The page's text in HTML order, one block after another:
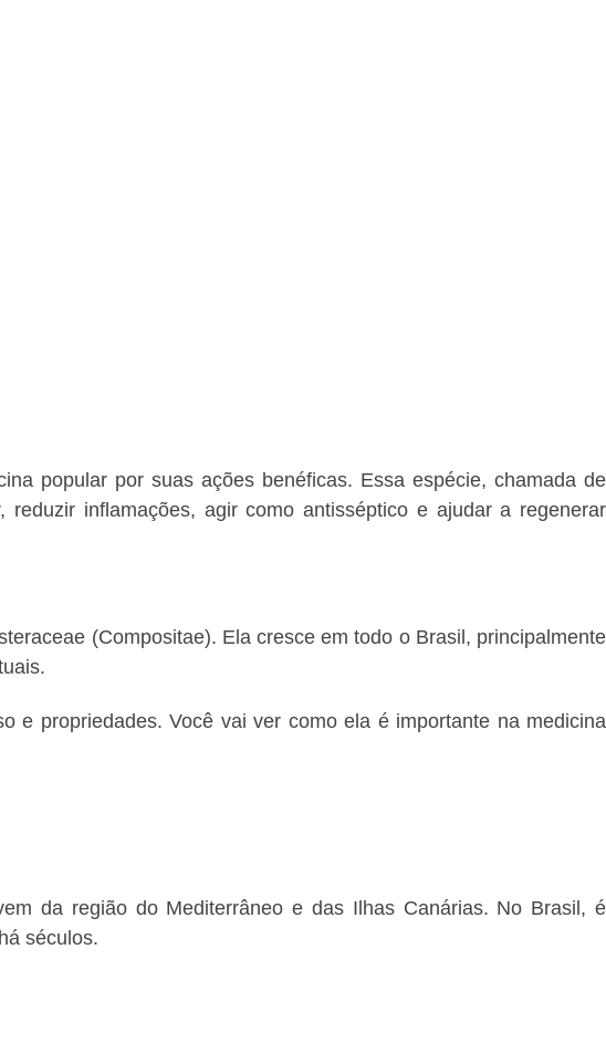
popular por suas ações benéficas. Essa espécie, chamada de
inflamações, agir como antisséptico e ajudar a regenerar
(Compositae). Ela cresce em todo o Brasil, principalmente
e propriedades. Você vai ver como ela é importante na medicina
da região do Mediterrâneo e das Ilhas Canárias. No Brasil, é
séculos.